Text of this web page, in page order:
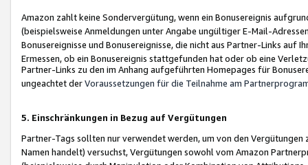
Amazon zahlt keine Sondervergütung, wenn ein Bonusereignis
(beispielsweise Anmeldungen unter Angabe ungültiger E-Mail-
Bonusereignisse und Bonusereignisse, die nicht aus Partner-Links auf
Ermessen, ob ein Bonusereignis stattgefunden hat oder ob eine
Partner-Links zu den im Anhang aufgeführten Homepages für
ungeachtet derVoraussetzungen für die Teilnahme am
5. Einschränkungen in Bezug auf Vergütungen
Partner-Tags sollten nur verwendet werden, um von den
Namen handelt) versuchst, Vergütungen sowohl vom Amazon